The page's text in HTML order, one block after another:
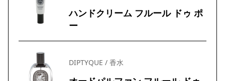
ハンドクリーム フルール ドゥ ポ
ー
DIPTYQUE / 香水